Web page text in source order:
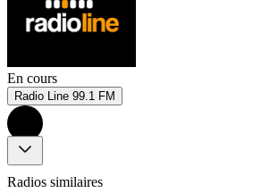
En cours
Radio Line 99.1 FM
Radios similaires